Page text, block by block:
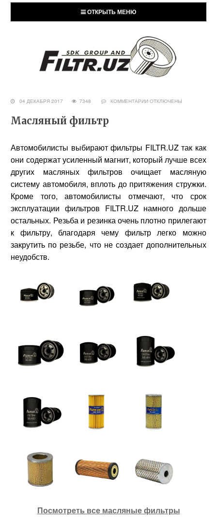
ОТКРЫТЬ МЕНЮ
04 ДЕКАБРЯ 2017 7348 КОММЕНТАРИИ ОТКЛЮЧЕНЫ
Масляный фильтр
Автомобилисты выбирают фильтры FILTR.UZ так как
они содержат усиленный магнит, который лучше всех
других масляных фильтров очищает масляную
систему автомобиля, вплоть до притяжения стружки.
Кроме того, автомобилисты отмечают, что срок
эксплуатации фильтров FILTR.UZ намного дольше
остальных. Резьба и резинка очень плотно прилегают
к фильтру, благодаря чему фильтр легко можно
закрутить по резьбе, что не создает дополнительных
неудобств.
Посмотреть все масляные фильтры